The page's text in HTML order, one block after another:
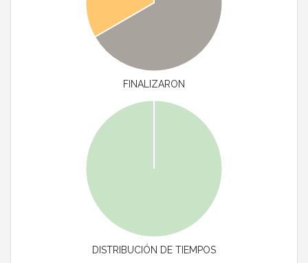
FINALIZARON
DISTRIBUCIÓN DE TIEMPOS